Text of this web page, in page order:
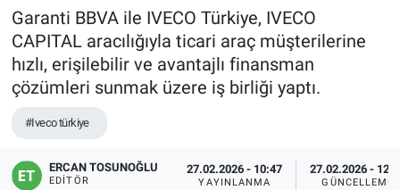
Garanti BBVA ile IVECO Türkiye, IVECO
CAPITAL aracılığıyla ticari araç müşterilerine
hızlı, erişilebilir ve avantajlı finansman
çözümleri sunmak üzere iş birliği yaptı.
#Iveco türkiye
ERCAN TOSUNOĞLU
EDITÖR
27.02.2026 - 10:47
YAYINLANMA
27.02.2026 -
GÜNCELLEME